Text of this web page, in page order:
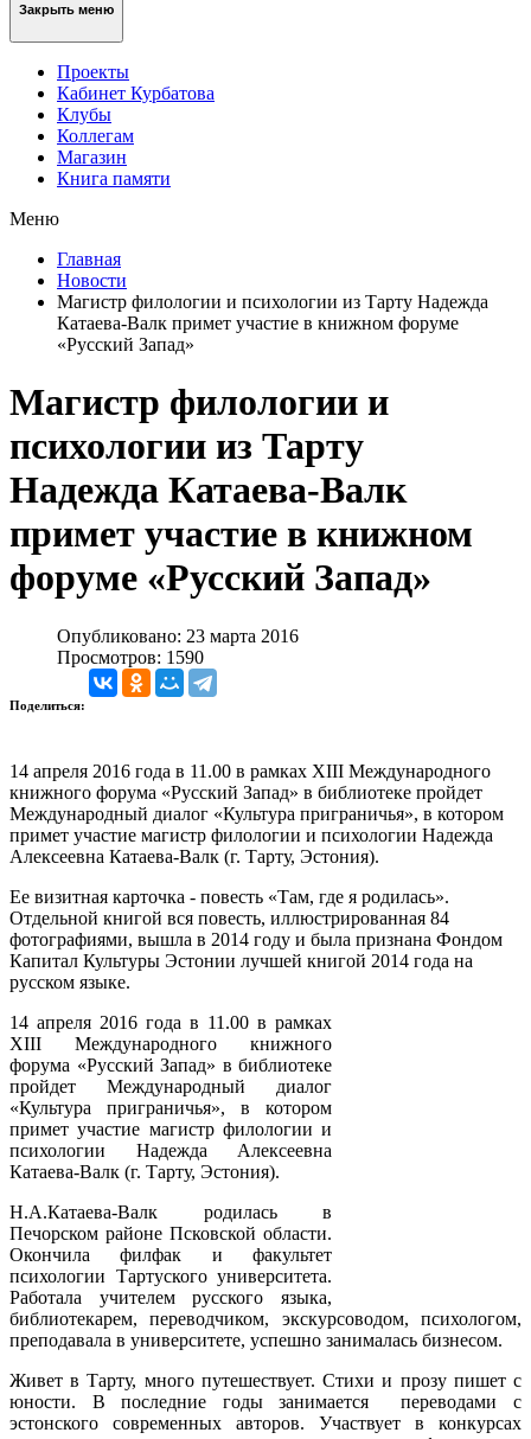
Закрыть меню
Проекты
Кабинет Курбатова
Клубы
Коллегам
Магазин
Книга памяти
Меню
Главная
Новости
Магистр филологии и психологии из Тарту Надежда
Катаева-Валк примет участие в книжном форуме
«Русский Запад»
Магистр филологии и
психологии из Тарту
Надежда Катаева-Валк
примет участие в книжном
форуме «Русский Запад»
Опубликовано: 23 марта 2016
Просмотров: 1590
Поделиться:
14 апреля 2016 года в 11.00 в рамках XIII Международного
книжного форума «Русский Запад» в библиотеке пройдет
Международный диалог «Культура приграничья», в котором
примет участие магистр филологии и психологии Надежда
Алексеевна Катаева-Валк (г. Тарту, Эстония).
Ее визитная карточка - повесть «Там, где я родилась».
Отдельной книгой вся повесть, иллюстрированная 84
фотографиями, вышла в 2014 году и была признана Фондом
Капитал Культуры Эстонии лучшей книгой 2014 года на
русском языке.
14 апреля 2016 года в 11.00 в рамках
XIII Международного книжного
форума «Русский Запад» в библиотеке
пройдет Международный диалог
«Культура приграничья», в котором
примет участие магистр филологии и
психологии Надежда Алексеевна
Катаева-Валк (г. Тарту, Эстония).
Н.А.Катаева-Валк родилась в
Печорском районе Псковской области.
Окончила филфак и факультет
психологии Тартуского университета.
Работала учителем русского языка,
библиотекарем, переводчиком, экскурсоводом, психологом,
преподавала в университете, успешно занималась бизнесом.
Живет в Тарту, много путешествует. Стихи и прозу пишет с
юности. В последние годы занимается переводами с
эстонского современных авторов. Участвует в конкурсах